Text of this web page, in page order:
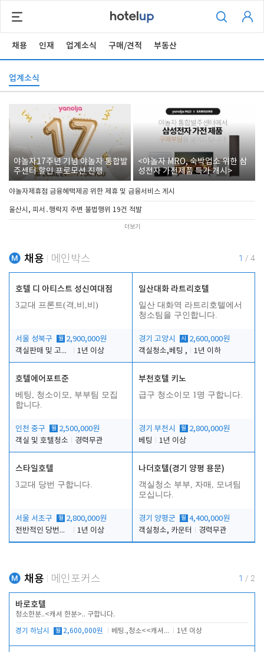
채용 인재 업계소식 구매/견적 부동산
업계소식
야놀자17주년 기념 야놀자 통합발
주센터 할인 프로모션 진행
<야놀자 MRO, 숙박업소 위한 삼
성전자 가전제품 특가 개시>
야놀자제휴점 금융혜택제공 위한 제휴 및 금융서비스 게시
울산시, 피서․행락지 주변 불법행위 19건 적발
더보기
채용 메인박스 1 / 4
호텔 디 아티스트 성신여대점
3교대 프론트(격,비,비)
서울 성북구 월 2,900,000원
객실판매 및 고객응대
1년 이상
일산대화 라트리호텔
일산 대화역 라트리호텔에서
청소팀을 구인합니다.
경기 고양시 시
2,600,000원
객실청소,베팅 ,
1년 이하
호텔에어포트준
베팅, 청소이모, 부부팀 모집
합니다.
인천 중구 월 2,500,000원
객실 및 호텔청소
경력무관
부천호텔 키노
급구 청소이모 1명 구합니다.
경기 부천시 월 2,800,000원
베팅
1년 이상
스타일호텔
3교대 당번 구합니다.
서울 서초구 월 2,800,000원
전반적인 당번업무
1년 이상
나더호텔(경기 양평 용문)
객실청소 부부, 자매, 모녀팀
모십니다.
경기 양평군 월 4,400,000원
객실청소, 카운터
경력무관
채용 메인포커스 1 / 2
바로호텔
청소한분..<캐셔 한분>.. 구합니다.
경기 하남시 월 2,600,000원 베팅.,청소<<캐셔 모셔봅니다. 1년 이상